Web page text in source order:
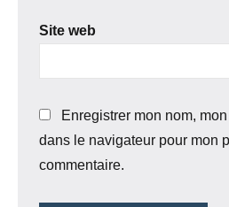
Site web
Enregistrer mon nom,
dans le navigateur pour mon
commentaire.